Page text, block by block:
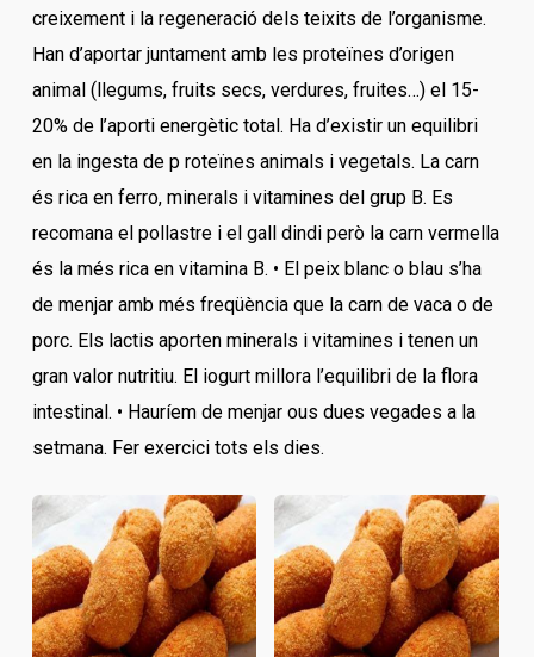
creixement i la regeneració dels teixits de l’organisme.
Han d’aportar juntament amb les proteïnes d’origen
animal (llegums, fruits secs, verdures, fruites…) el 15-
20% de l’aporti energètic total. Ha d’existir un equilibri
en la ingesta de p roteïnes animals i vegetals. La carn
és rica en ferro, minerals i vitamines del grup B. Es
recomana el pollastre i el gall dindi però la carn vermella
és la més rica en vitamina B. • El peix blanc o blau s’ha
de menjar amb més freqüència que la carn de vaca o de
porc. Els lactis aporten minerals i vitamines i tenen un
gran valor nutritiu. El iogurt millora l’equilibri de la flora
intestinal. • Hauríem de menjar ous dues vegades a la
setmana. Fer exercici tots els dies.